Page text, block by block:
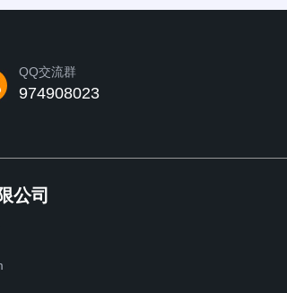
QQ交流群
974908023
公司